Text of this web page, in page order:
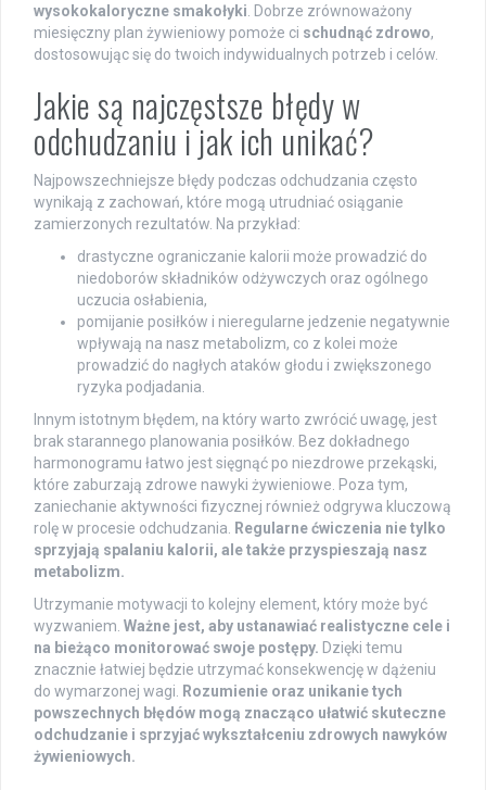
wysokokaloryczne smakołyki . Dobrze zrównoważony
miesięczny plan żywieniowy pomoże ci schudnąć zdrowo,
dostosowując się do twoich indywidualnych potrzeb i celów.
Jakie są najczęstsze błędy w
odchudzaniu i jak ich unikać?
Najpowszechniejsze błędy podczas odchudzania często
wynikają z zachowań, które mogą utrudniać osiąganie
zamierzonych rezultatów. Na przykład:
drastyczne ograniczanie kalorii może prowadzić do
niedoborów składników odżywczych oraz ogólnego
uczucia osłabienia,
pomijanie posiłków i nieregularne jedzenie negatywnie
wpływają na nasz metabolizm, co z kolei może
prowadzić do nagłych ataków głodu i zwiększonego
ryzyka podjadania.
Innym istotnym błędem, na który warto zwrócić uwagę, jest
brak starannego planowania posiłków. Bez dokładnego
harmonogramu łatwo jest sięgnąć po niezdrowe przekąski,
które zaburzają zdrowe nawyki żywieniowe. Poza tym,
zaniechanie aktywności fizycznej również odgrywa kluczową
rolę w procesie odchudzania.
Regularne ćwiczenia nie tylko
sprzyjają spalaniu kalorii, ale także przyspieszają nasz
metabolizm.
Utrzymanie motywacji to kolejny element, który może być
wyzwaniem. Ważne jest, aby ustanawiać realistyczne cele i
na bieżąco monitorować swoje postępy. Dzięki temu
znacznie łatwiej będzie utrzymać konsekwencję w dążeniu
do wymarzonej wagi.
Rozumienie oraz unikanie tych
powszechnych błędów mogą znacząco ułatwić skuteczne
odchudzanie i sprzyjać wykształceniu zdrowych nawyków
żywieniowych.